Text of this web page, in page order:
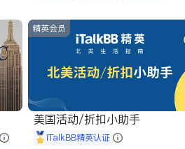
精英会员
美国活动/折扣小助手
iTalkBB精英认证